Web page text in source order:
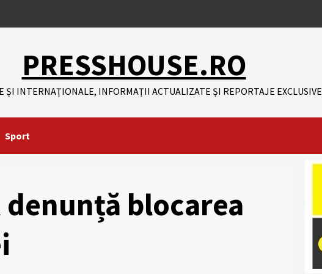
PRESSHOUSE.RO
ȘI INTERNAȚIONALE, INFORMAȚII ACTUALIZATE ȘI REPORTAJE EXCLUSIVE
Sport
blocarea